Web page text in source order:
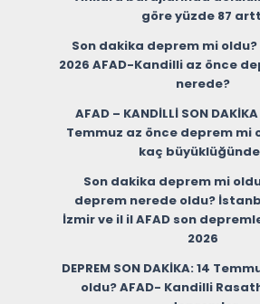
göre yüzde 87
Son dakika deprem mi oldu?
2026 AFAD-Kandilli az önce
nerede?
AFAD – KANDİLLİ SON DAKİKA
Temmuz az önce deprem mi
kaç
Son dakika deprem mi
deprem nerede oldu?
İzmir ve il il AFAD son
2026
DEPREM SON DAKİKA: 14
oldu? AFAD- Kandilli